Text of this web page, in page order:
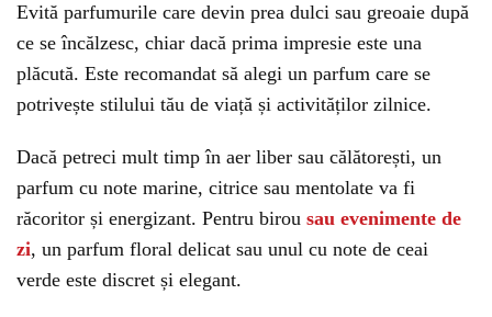
Evită parfumurile care devin prea dulci sau greoaie după
ce se încălzesc, chiar dacă prima impresie este una
plăcută. Este recomandat să alegi un parfum care se
potrivește stilului tău de viață și activităților zilnice.
Dacă petreci mult timp în aer liber sau călătorești, un
parfum cu note marine, citrice sau mentolate va fi
răcoritor și energizant. Pentru birou sau evenimente de
zi, un parfum floral delicat sau unul cu note de ceai
verde este discret și elegant.